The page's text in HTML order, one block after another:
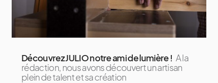
Découvrez JULIO notre ami de lumière ! A la
rédaction, nous avons découvert un artisan
plein de talent et sa création